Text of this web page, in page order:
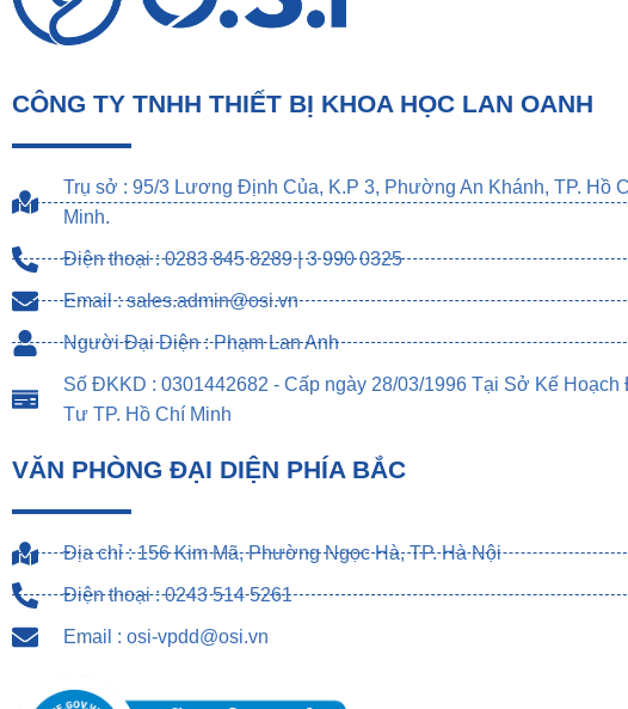
CÔNG TY TNHH THIẾT BỊ KHOA HỌC LAN OANH
Trụ sở : 95/3 Lương Định Của, K.P 3, Phường An Khánh, TP. Hồ
Minh.
Điện thoại : 0283 845 8289 | 3 990 0325
Email : sales.admin@osi.vn
Người Đại Diện : Phạm Lan Anh
Số ĐKKD : 0301442682 - Cấp ngày 28/03/1996 Tại Sở Kế Hoạch
Tư TP. Hồ Chí Minh
VĂN PHÒNG ĐẠI DIỆN PHÍA BẮC
Địa chỉ : 156 Kim Mã, Phường Ngọc Hà, TP. Hà Nội
Điện thoại : 0243 514 5261
Email : osi-vpdd@osi.vn